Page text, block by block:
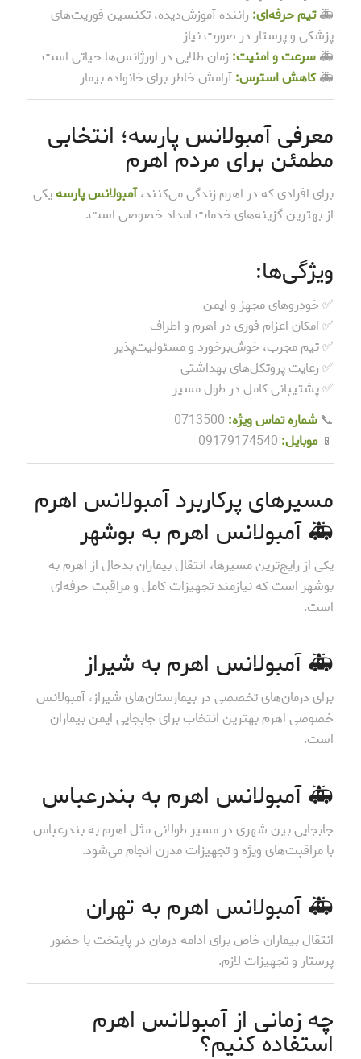
🚑تیم حرفه‌ای: راننده آموزش‌دیده، تکنسین فوریت‌های
پزشکی و پرستار در صورت نیاز
🚑سرعت و امنیت: زمان طلایی در اورژانس‌ها حیاتی است
🚑کاهش استرس:آرامش خاطر برای خانواده بیمار
معرفی آمبولانس پارسه؛ انتخابی
مطمئن برای مردم اهرم
برای افرادی که در اهرم زندگی می‌کنند،آمبولانس پارسهیکی
از بهترین گزینه‌های خدمات امداد خصوصی است.
ویژگی‌ها:
✅ خودروهای مجهز و ایمن
✅ امکان اعزام فوری در اهرم و اطراف
✅ تیم مجرب، خوش‌برخورد و مسئولیت‌پذیر
✅ رعایت پروتکل‌های بهداشتی
✅ پشتیبانی کامل در طول مسیر
📞 شماره تماس ویژه:
📱موبایل:
مسیرهای پرکاربرد آمبولانس اهرم
🚑 آمبولانس اهرم به بوشهر
یکی از رایج‌ترین مسیرها، انتقال بیماران بدحال از اهرم به
بوشهر است که نیازمند تجهیزات کامل و مراقبت حرفه‌ای
است.
🚑 آمبولانس اهرم به شیراز
برای درمان‌های تخصصی در بیمارستان‌های شیراز، آمبولانس
خصوصی اهرم بهترین انتخاب برای جابجایی ایمن بیماران
است.
🚑 آمبولانس اهرم به بندرعباس
جابجایی بین شهری در مسیر طولانی مثل اهرم به بندرعباس
با مراقبت‌های ویژه و تجهیزات مدرن انجام می‌شود.
🚑 آمبولانس اهرم به تهران
انتقال بیماران خاص برای ادامه درمان در پایتخت با حضور
پرستار و تجهیزات لازم.
چه زمانی از آمبولانس اهرم
استفاده کنیم؟